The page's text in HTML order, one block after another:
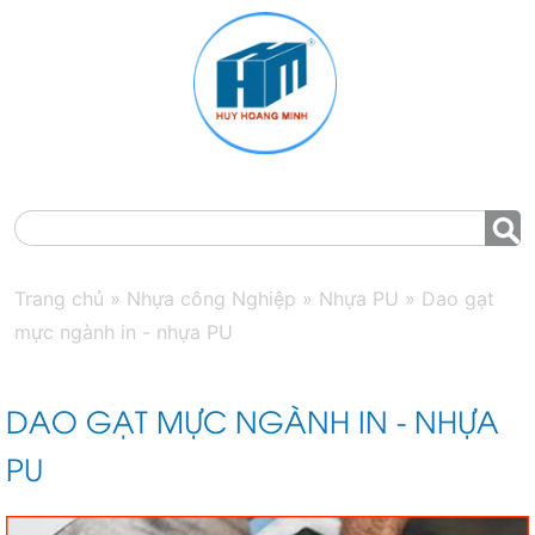
Trang chủ » Nhựa công Nghiệp » Nhựa PU » Dao gạt
mực ngành in - nhựa PU
DAO GẠT MỰC NGÀNH IN - NHỰA
PU